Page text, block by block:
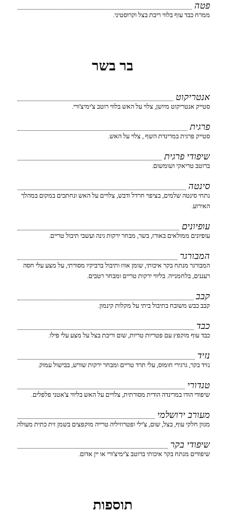
פטה
ממרח כבד עוף בלווי ריבת בצל וקרוסטיני.
בר בשר
אנטריקוט
סטייק אנטריקוט מיושן, צלוי על האש בלווי רוטב צ'ימיצ'ורי.
פרגית
סטייק פרגית במרינדת השף , צלוי על האש.
שיפודי פרגית
ברוטב טריאקי ושומשום.
סינטה
נתחי סינטה שלמים, בציפוי חרדל ודבש, צלויים על האש ונחתכים במקום במהלך
האירוע.
עופיונים
עופיונים ממולאים באורז, בשר, מבחר ירקות גינה ועשבי תיבול טריים.
המבורגר
המבורגר מנתח בקר איכותי, שומן אווז ותיבול ברביקיו מסורתי, על מצע עלי חסה
רעננים, בלחמנייה. בליווי ירקות טריים ומבחר רטבים.
קבב
קבב כבש משובח בתיבול ביתי על מקלות קינמון.
כבד
כבד עוף מוקפץ עם פטריות טריות, שום וריבת בצל על מצע עלי פילו.
נזיד
נזיד בקר, גרגירי חומוס, עלי תרד טריים ומבחר ירקות שורש, בבישול עמוק.
טנדורי
שיפודי הודו במרינדה הודית מסורתית, צלויים על האש בליווי צ'אטני פלפלים.
מעורב ירושלמי
מגוון חלקי עוף, בצל, שום, צ'ילי ופטרוזיליה טרייה מוקפצים בשמן זית כתית מעולה.
שיפודי בקר
שיפודים מנתח בקר איכותי ברוטב צ'ימיצ'ורי או יין אדום.
תוספות